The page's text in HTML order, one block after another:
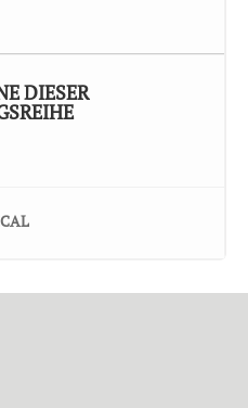
– 17. Dezember 2025 &
DIESER